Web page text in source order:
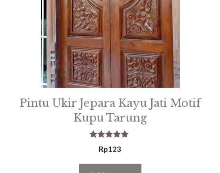
Pintu Ukir Jepara Kayu Jati Motif
Kupu Tarung
5.00
out of 5
Rp123